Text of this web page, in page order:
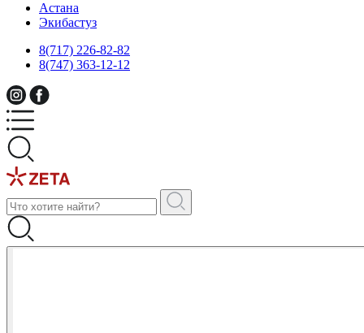
Астана
Экибастуз
8(717) 226-82-82
8(747) 363-12-12